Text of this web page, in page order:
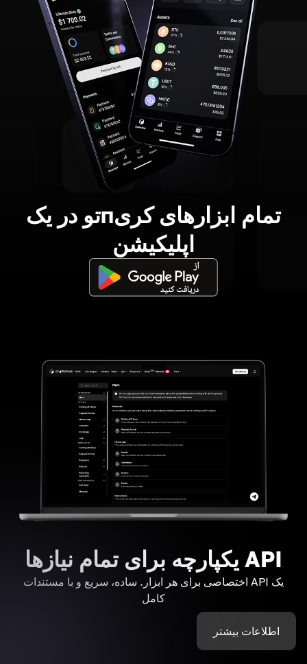
تمام ابزارهای کریпتو در یک
اپلیکیشن
API یکپارچه برای تمام نیازها
یک API اختصاصی برای هر ابزار. ساده، سریع و با مستندات
کامل
اطلاعات بیشتر